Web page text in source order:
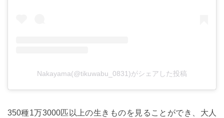
Nakayama(@tikuwabu_0831)がシェアした投稿
350種1万3000匹以上の生きものを見ることができ、大人